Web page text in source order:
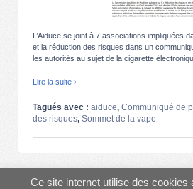
L’Aiduce se joint à 7 associations impliquées
et la réduction des risques dans un
les autorités au sujet de la cigarette
Lire la suite ›
Tagués avec : aiduce, Communiqué de
des risques, Sommet de la vape
Ce site internet utilise des cookies